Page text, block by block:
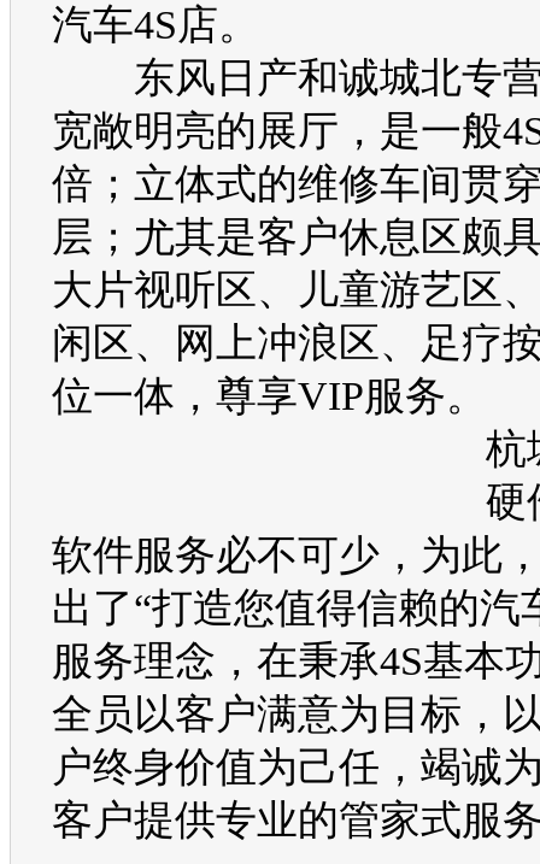
汽车4S店。
东风日产和诚城北专
宽敞明亮的展厅，是一般
倍；立体式的维修车间贯
层；尤其是客户休息区颇
大片视听区、儿童游艺区
闲区、网上冲浪区、足疗
位一体，尊享VIP服务。
杭
硬
软件服务必不可少，为此
出了“打造您值得信赖的汽
服务理念，在秉承4S基本
全员以客户满意为目标，
户终身价值为己任，竭诚
客户提供专业的管家式服